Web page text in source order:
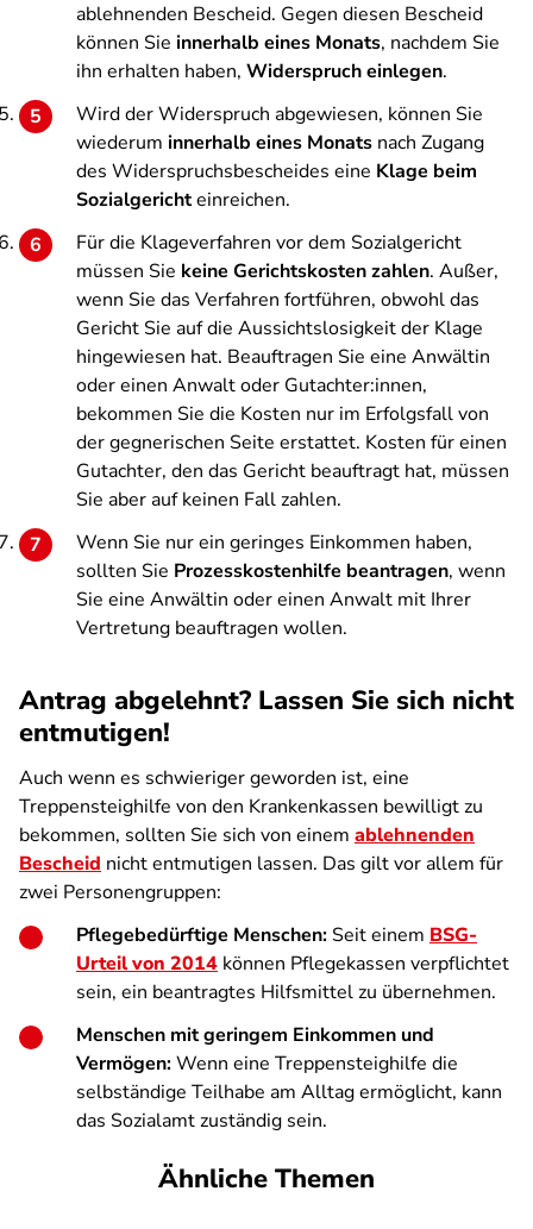
ablehnenden Bescheid. Gegen diesen Bescheid
können Sie innerhalb eines Monats, nachdem Sie
ihn erhalten haben, Widerspruch einlegen.
Wird der Widerspruch abgewiesen, können Sie
wiederum innerhalb eines Monats nach Zugang
des Widerspruchsbescheides eine Klage beim
Sozialgerichteinreichen.
Für die Klageverfahren vor dem Sozialgericht
müssen Sie keine Gerichtskosten zahlen. Außer,
wenn Sie das Verfahren fortführen, obwohl das
Gericht Sie auf die Aussichtslosigkeit der Klage
hingewiesen hat. Beauftragen Sie eine Anwältin
oder einen Anwalt oder Gutachter:innen,
bekommen Sie die Kosten nur im Erfolgsfall von
der gegnerischen Seite erstattet. Kosten für einen
Gutachter, den das Gericht beauftragt hat, müssen
Sie aber auf keinen Fall zahlen.
Wenn Sie nur ein geringes Einkommen haben,
sollten Sie Prozesskostenhilfe beantragen, wenn
Sie eine Anwältin oder einen Anwalt mit Ihrer
Vertretung beauftragen wollen.
Antrag abgelehnt? Lassen Sie sich nicht
entmutigen!
Auch wenn es schwieriger geworden ist, eine
Treppensteighilfe von den Krankenkassen bewilligt zu
bekommen, sollten Sie sich von einem ablehnenden
Bescheid nicht entmutigen lassen. Das gilt vor allem für
zwei Personengruppen:
Pflegebedürftige Menschen: Seit einem BSG-
Urteil von 2014 können Pflegekassen verpflichtet
sein, ein beantragtes Hilfsmittel zu übernehmen.
Menschen mit geringem Einkommen und
Vermögen:Wenn eine Treppensteighilfe die
selbständige Teilhabe am Alltag ermöglicht, kann
das Sozialamt zuständig sein.
Ähnliche Themen